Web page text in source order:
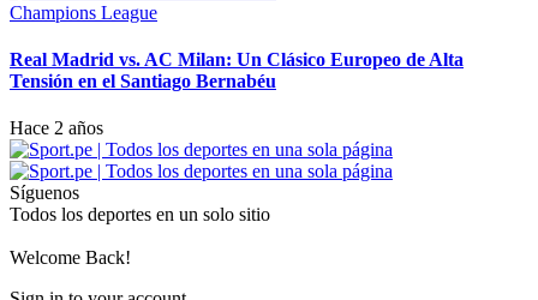
Champions League
Real Madrid vs. AC Milan: Un Clásico Europeo de Alta
Tensión en el Santiago Bernabéu
Hace 2 años
Síguenos
Todos los deportes en un solo sitio
Welcome Back!